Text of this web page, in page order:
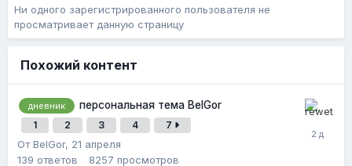
Ни одного зарегистрированного пользователя не
просматривает данную страницу
Похожий контент
дневник персональная тема BelGor
1 2 3 4 7
От BelGor, 21 апреля
139 ответов 8257 просмотров